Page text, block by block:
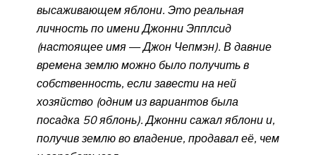
высаживающем яблони. Это реальная
личность по имени Джонни Эпплсид
(настоящее имя —Джон Чепмэн). В давние
времена землю можно было получить в
собственность, если завести на ней
хозяйство (одним из вариантов была
посадка 50 яблонь). Джонни сажал яблони и,
получив землю во владение, продавал её, чем